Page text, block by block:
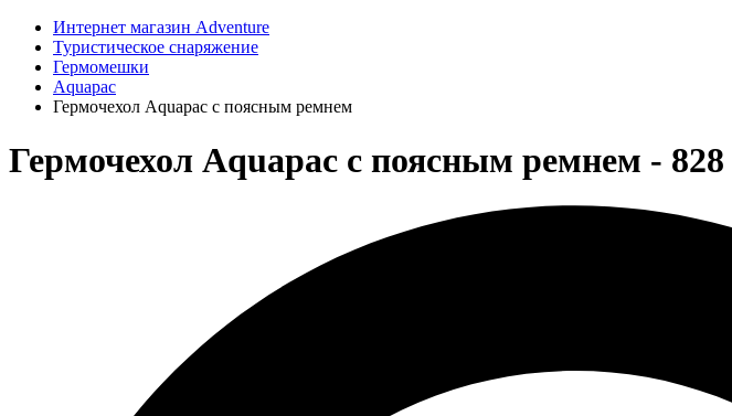
Интернет магазин Adventure
Туристическое снаряжение
Гермомешки
Aquapac
Гермочехол Aquapac с поясным ремнем
Гермочехол Aquapac с поясным ремнем - 828